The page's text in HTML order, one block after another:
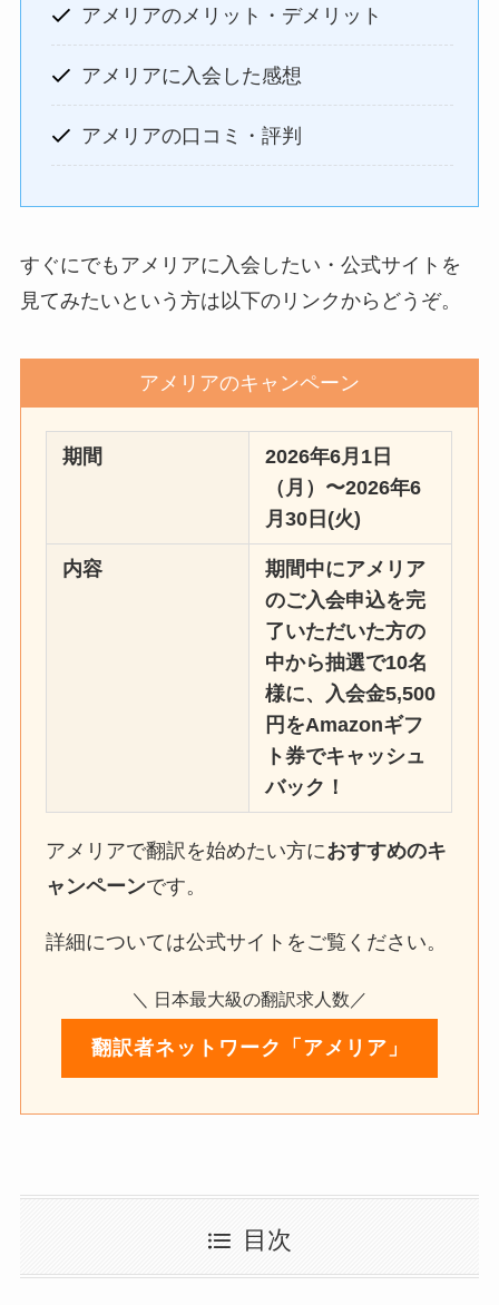
アメリアのメリット・デメリット
アメリアに入会した感想
アメリアの口コミ・評判
すぐにでもアメリアに入会したい・公式サイトを
見てみたいという方は以下のリンクからどうぞ。
アメリアのキャンペーン
期間
2026年6月1日
（月）〜2026年6
月30日(火)
内容
期間中にアメリア
のご入会申込を完
了いただいた方の
中から抽選で10名
様に、入会金5,500
円をAmazonギフ
ト券でキャッシュ
バック！
アメリアで翻訳を始めたい方におすすめのキ
ャンペーンです。
詳細については公式サイトをご覧ください。
＼ 日本最大級の翻訳求人数／
翻訳者ネットワーク「アメリア」
目次